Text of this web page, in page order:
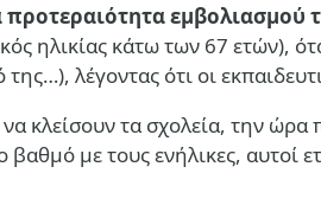
εμβολιασμού
ηλικίας κάτω των 67 ετών),
λέγοντας ότι οι
κλείσουν τα σχολεία, την ώρα
με τους ενήλικες, αυτοί